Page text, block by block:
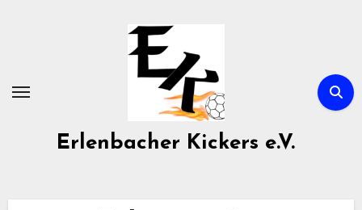
Erlenbacher Kickers e.V.